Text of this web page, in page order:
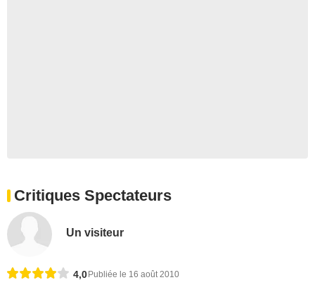
Critiques Spectateurs
Un visiteur
4,0 Publiée le 16 août 2010